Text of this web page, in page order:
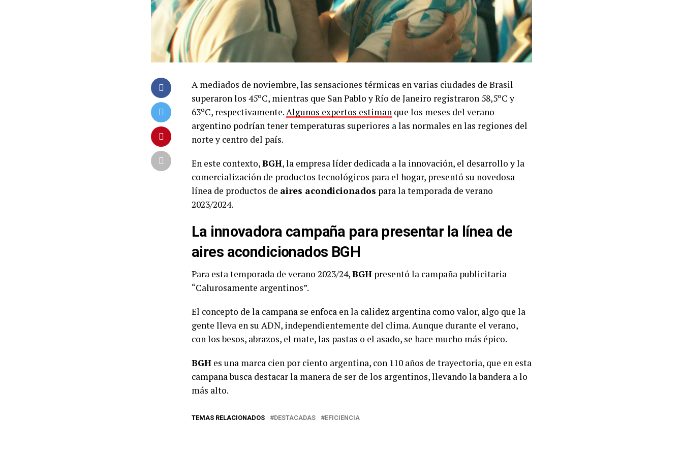
A mediados de noviembre, las sensaciones térmicas en varias ciudades de Brasil
superaron los 45ºC, mientras que San Pablo y Río de Janeiro registraron 58,5ºC y
63ºC, respectivamente.Algunos expertos estiman que los meses del verano
argentino podrían tener temperaturas superiores a las normales en las regiones del
norte y centro del país.
En este contexto,BGH, la empresa líder dedicada a la innovación, el desarrollo y la
comercialización de productos tecnológicos para el hogar, presentó su novedosa
línea de productos de aires acondicionados para la temporada de verano
2023/2024.
La innovadora campaña para presentar la línea de
aires acondicionados BGH
Para esta temporada de verano 2023/24,BGH presentó la campaña publicitaria
“Calurosamente argentinos”.
El concepto de la campaña se enfoca en la calidez argentina como valor, algo que la
gente lleva en su ADN, independientemente del clima. Aunque durante el verano,
con los besos, abrazos, el mate, las pastas o el asado, se hace mucho más épico.
BGH es una marca cien por ciento argentina, con 110 años de trayectoria, que en esta
campaña busca destacar la manera de ser de los argentinos, llevando la bandera a lo
más alto.
TEMAS RELACIONADOS DESTACADAS EFICIENCIA